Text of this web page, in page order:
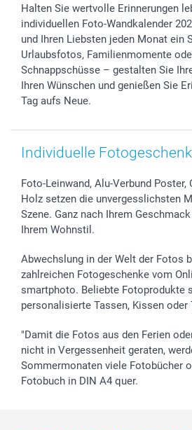
Geschenk-Gutscheine (PDF)
Partnerprogramme
Investor Relations
B2B smartbusiness
Widerrufsrecht
Hochzeit
Geburtstag
Geburt
Zu allen Anlässen
72h Lieferung
Zahlungsmöglichkeiten
Sitemap
Status der Bestellung
smartfriends
smartgarantie
Halten Sie wertvolle Erinnerungen
individuellen Foto-Wandkalender
und Ihren Liebsten jeden Monat ein
Urlaubsfotos, Familienmomente
Schnappschüsse – gestalten Sie
Ihren Wünschen und genießen Sie
Tag aufs Neue.
Individuelle
Foto-Leinwand, Alu-Verbund
Holz setzen die unvergesslichsten
Szene. Ganz nach Ihrem
Ihrem Wohnstil.
Abwechslung in der Welt der Fotos
zahlreichen Fotogeschenke vom
smartphoto. Beliebte Fotoprodukte
personalisierte Tassen, Kissen oder
"Damit die Fotos aus den Ferien
nicht in Vergessenheit geraten,
Sommermonaten viele Fotobücher
Fotobuch in DIN A4 quer.